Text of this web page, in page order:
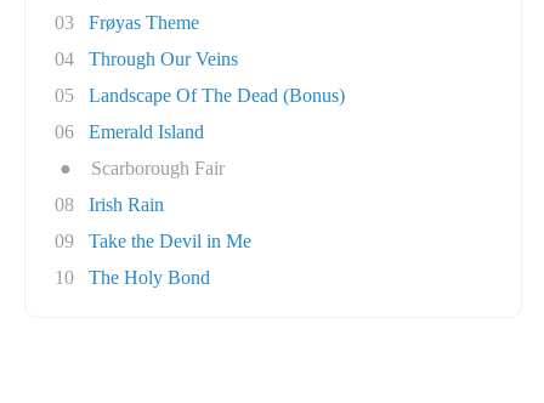
03
Frøyas Theme
04
Through Our Veins
05
Landscape Of The Dead (Bonus)
06
Emerald Island
●
Scarborough Fair
08
Irish Rain
09
Take the Devil in Me
10
The Holy Bond